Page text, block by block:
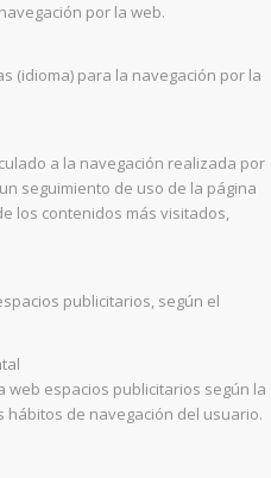
por la web.
(idioma) para la navegación por la
a la navegación realizada por
seguimiento de uso de la página
los contenidos más visitados,
publicitarios, según el
web espacios publicitarios según la
de navegación del usuario.